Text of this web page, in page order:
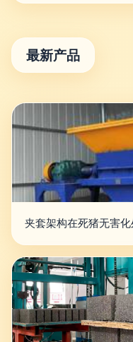
最新产品
夹套架构在死猪无害